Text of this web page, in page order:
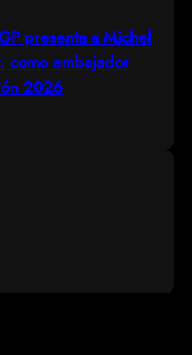
presenta a Michel
como embajador
2026